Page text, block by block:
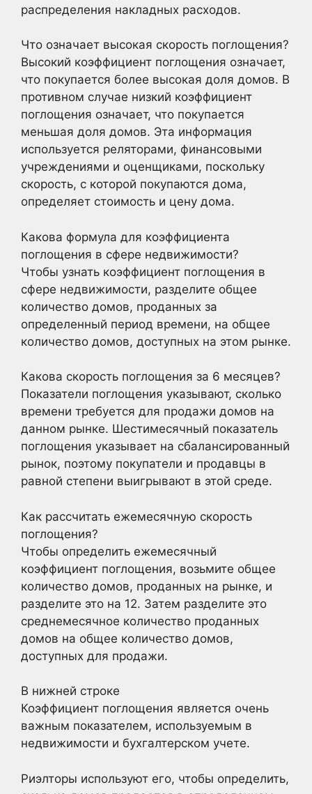
распределения накладных расходов.
Что означает высокая скорость поглощения?
Высокий коэффициент поглощения означает,
что покупается более высокая доля домов. В
противном случае низкий коэффициент
поглощения означает, что покупается
меньшая доля домов. Эта информация
используется реляторами, финансовыми
учреждениями и оценщиками, поскольку
скорость, с которой покупаются дома,
определяет стоимость и цену дома.
Какова формула для коэффициента
поглощения в сфере недвижимости?
Чтобы узнать коэффициент поглощения в
сфере недвижимости, разделите общее
количество домов, проданных за
определенный период времени, на общее
количество домов, доступных на этом рынке.
Какова скорость поглощения за 6 месяцев?
Показатели поглощения указывают, сколько
времени требуется для продажи домов на
данном рынке. Шестимесячный показатель
поглощения указывает на сбалансированный
рынок, поэтому покупатели и продавцы в
равной степени выигрывают в этой среде.
Как рассчитать ежемесячную скорость
поглощения?
Чтобы определить ежемесячный
коэффициент поглощения, возьмите общее
количество домов, проданных на рынке, и
разделите это на 12. Затем разделите это
среднемесячное количество проданных
домов на общее количество домов,
доступных для продажи.
В нижней строке
Коэффициент поглощения является очень
важным показателем, используемым в
недвижимости и бухгалтерском учете.
Риэлторы используют его, чтобы определить,